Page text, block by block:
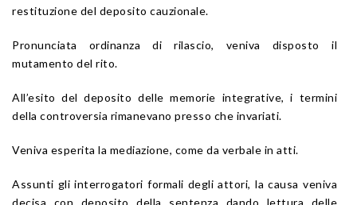
restituzione del deposito cauzionale.
Pronunciata ordinanza di rilascio, veniva disposto il
mutamento del rito.
All’esito del deposito delle memorie integrative, i termini
della controversia rimanevano presso che invariati.
Veniva esperita la mediazione, come da verbale in atti.
Assunti gli interrogatori formali degli attori, la causa veniva
decisa con deposito della sentenza dando lettura delle